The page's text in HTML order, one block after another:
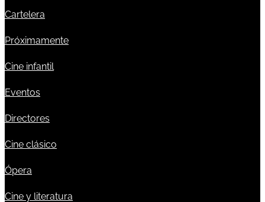
Cartelera
Próximamente
Cine infantil
Eventos
Directores
Cine clásico
Ópera
Cine y literatura